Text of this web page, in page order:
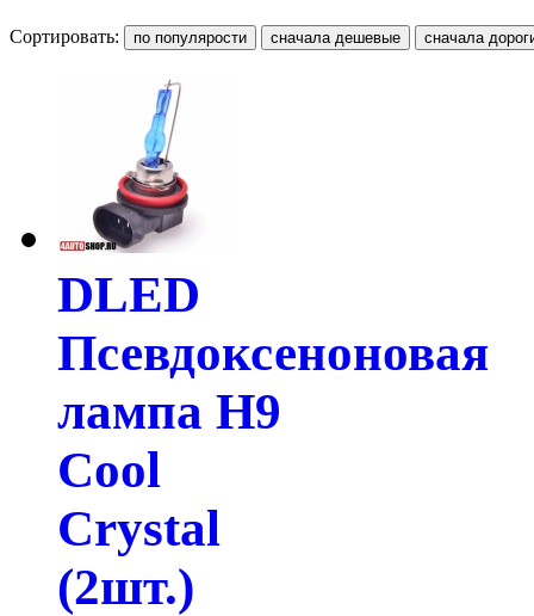
Сортировать:
DLED
Псевдоксеноновая
лампа H9
Cool
Crystal
(2шт.)